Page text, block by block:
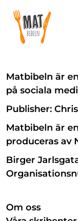
Matbibeln är
på sociala
Publisher:
Matbibeln är
produceras av
Birger
Om oss